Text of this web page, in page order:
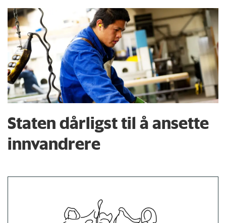
Staten dårligst til å ansette
innvandrere